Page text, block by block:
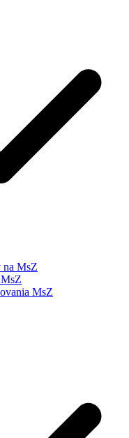
na MsZ
MsZ